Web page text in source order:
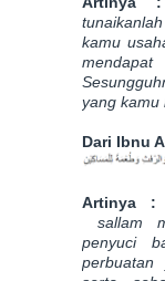
kamu
yang kamu
Dari Ibnu
Artinya :
sallam
penyuci